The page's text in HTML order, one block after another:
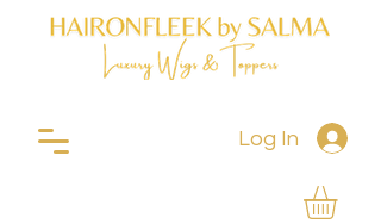
Log In